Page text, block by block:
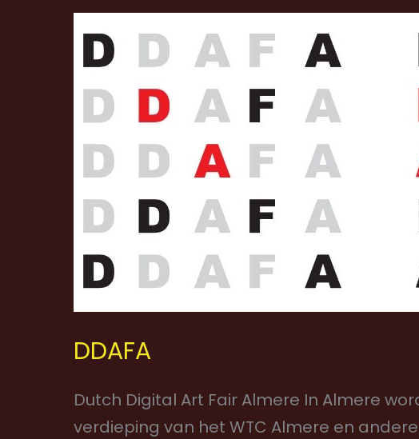
DDAFA
Dutch Digital Art Fair Almere In Almere
verdieping van het WTC Almere en